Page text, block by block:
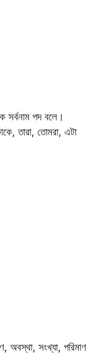
সর্বনাম পদ বলে।
তারা, তোমরা, এটা
অবস্থা, সংখ্যা, পরিমাণ